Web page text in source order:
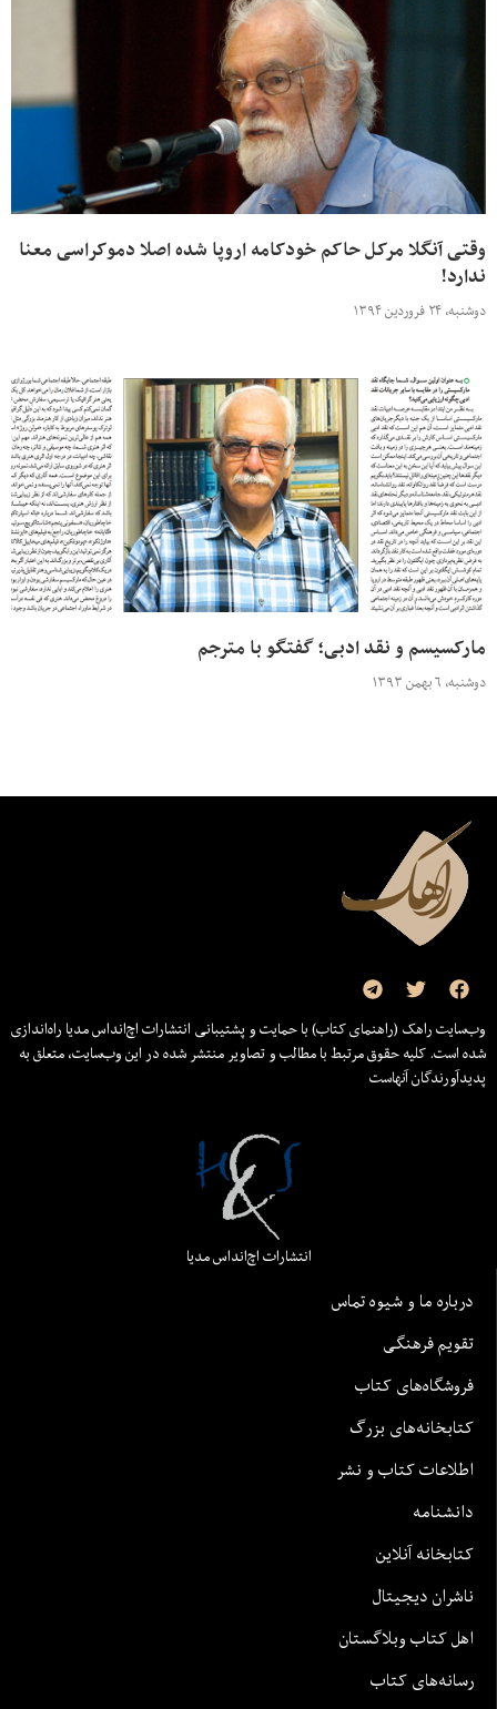
وقتی آنگلا مرکل حاکم خودکامه اروپا شده اصلا دموکراسی معنا
ندارد!
دوشنبه، ۲۴ فروردین ۱۳۹۴
مارکسیسم و نقد ادبی؛ گفتگو با مترجم
دوشنبه، ۶ بهمن ۱۳۹۳
وب‌سایت راهک (راهنمای کتاب) با حمایت و پشتیبانی انتشارات اچ‌اند‌اس مدیا راه‌اندازی
شده است. کلیه حقوق مرتبط با مطالب و تصاویر منتشر شده در این وب‌سایت، متعلق به
پدیدآورندگان آنهاست
انتشارات اچ‌اند‌اس مدیا
درباره ما و شیوه تماس
تقویم فرهنگی
فروشگاه‌های کتاب
کتابخانه‌های بزرگ
اطلاعات کتاب و نشر
دانشنامه
کتابخانه آنلاین
ناشران دیجیتال
اهل کتاب وبلاگستان
رسانه‌های کتاب